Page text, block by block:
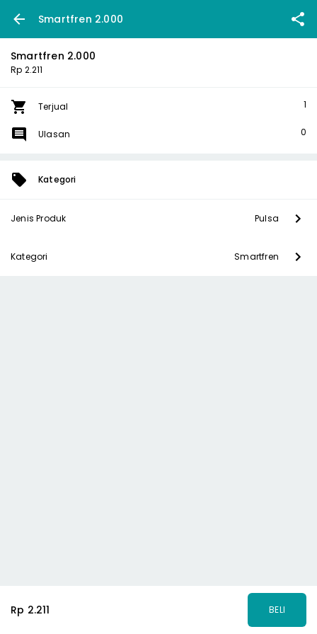
Smartfren 2.000
Smartfren 2.000
Rp 2.211
Terjual 1
Ulasan 0
Kategori
Jenis Produk Pulsa
Kategori Smartfren
Rp 2.211 BELI